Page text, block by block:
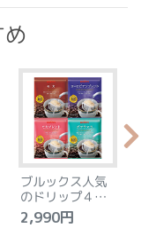
ブルックス人気
のドリップ４種
セット
2,990円